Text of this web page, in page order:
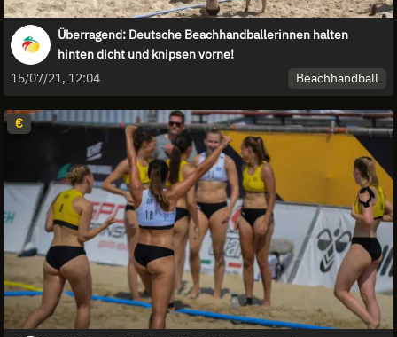
Überragend: Deutsche Beachhandballerinnen halten
hinten dicht und knipsen vorne!
15/07/21, 12:04
Beachhandball
€